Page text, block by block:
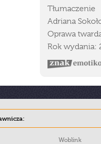
Tłumaczenie
Adriana
Oprawa
Rok wydania:
Woblink